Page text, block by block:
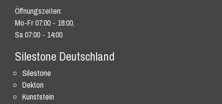
Öffnungszeiten:
Mo-Fr 07:00 - 18:00,
Sa 07:00 - 14:00
Silestone Deutschland
Silestone
Dekton
Kunststein